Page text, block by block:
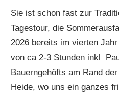
Sie ist schon fast zur
Tagestour, die
2026 bereits im vierten
von ca 2-3 Stunden inkl
Bauerngehöfts am Rand
Heide, wo uns ein ganzes